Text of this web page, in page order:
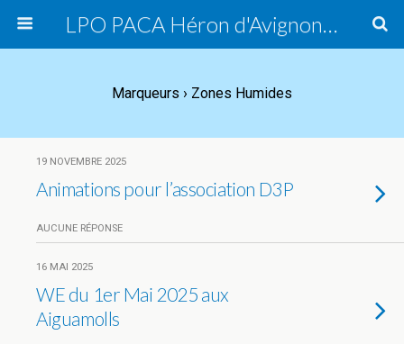
LPO PACA Héron d'Avignon, groupe local
Marqueurs › Zones Humides
19 NOVEMBRE 2025
Animations pour l’association D3P
AUCUNE RÉPONSE
16 MAI 2025
WE du 1er Mai 2025 aux
Aiguamolls